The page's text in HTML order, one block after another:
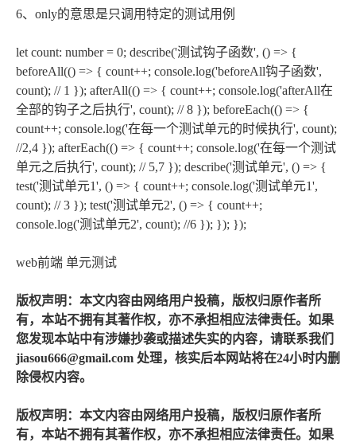
6、only的意思是只调用特定的测试用例
let count: number = 0; describe('测试钩子函数', () => {
beforeAll(() => { count++; console.log('beforeAll钩子函数',
count); // 1 }); afterAll(() => { count++; console.log('afterAll在
全部的钩子之后执行', count); // 8 }); beforeEach(() => {
count++; console.log('在每一个测试单元的时候执行', count);
//2,4 }); afterEach(() => { count++; console.log('在每一个测试
单元之后执行', count); // 5,7 }); describe('测试单元', () => {
test('测试单元1', () => { count++; console.log('测试单元1',
count); // 3 }); test('测试单元2', () => { count++;
console.log('测试单元2', count); //6 }); }); });
web前端 单元测试
版权声明：本文内容由网络用户投稿，版权归原作者所
有，本站不拥有其著作权，亦不承担相应法律责任。如果
您发现本站中有涉嫌抄袭或描述失实的内容，请联系我们
jiasou666@gmail.com 处理，核实后本网站将在24小时内删
除侵权内容。
版权声明：本文内容由网络用户投稿，版权归原作者所
有，本站不拥有其著作权，亦不承担相应法律责任。如果